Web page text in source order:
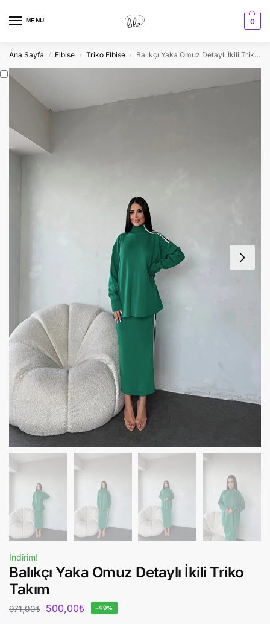
MENU 0
Ana Sayfa / Elbise / Triko Elbise / Balıkçı Yaka Omuz Detaylı İkili Triko Takım
İndirim!
Balıkçı Yaka Omuz Detaylı İkili Triko
Takım
971,00₺ 500,00₺ -49%